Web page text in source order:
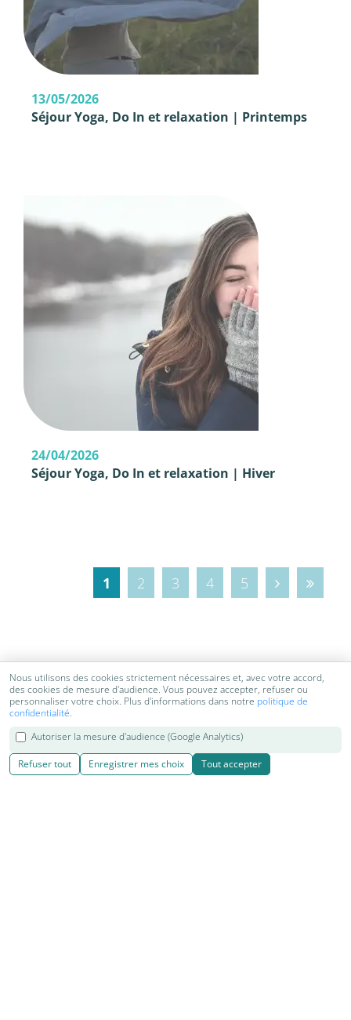
Nous utilisons des cookies strictement nécessaires et, avec votre accord,
des cookies de mesure d'audience. Vous pouvez accepter, refuser ou
personnaliser votre choix. Plus d'informations dans notre politique de
confidentialité.
Autoriser la mesure d'audience (Google Analytics)
Refuser tout Enregistrer mes choix Tout accepter
13/05/2026
Séjour Yoga, Do In et relaxation | Printemps
24/04/2026
Séjour Yoga, Do In et relaxation | Hiver
1 2 3 4 5